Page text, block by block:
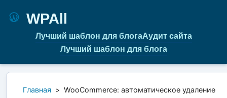
WPAll
Лучший шаблон для блогаАудит сайта
Лучший шаблон для блога
Главная > WooCommerce: автоматическое удаление